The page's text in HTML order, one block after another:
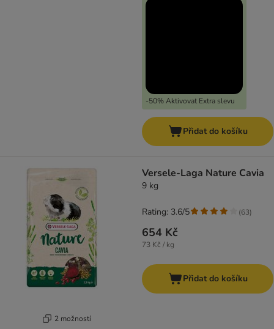
-50% Aktivovat Extra slevu
Přidat do košíku
2 možností
Versele-Laga Nature Cavia
9 kg
654 Kč
73 Kč / kg
Rating: 3.6/5 (63)
Přidat do košíku